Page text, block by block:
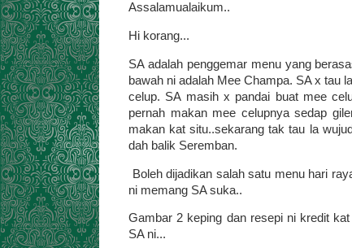
Assalamualaikum..
Hi korang...
SA adalah penggemar menu yang
bawah ni adalah Mee Champa. SA x tau
celup. SA masih x pandai buat mee
pernah makan mee celupnya sedap
makan kat situ..sekarang tak tau la
dah balik Seremban.
Boleh dijadikan salah satu menu hari
ni memang SA suka..
Gambar 2 keping dan resepi ni kredit
SA ni...